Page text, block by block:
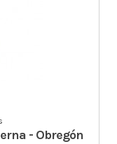
- Obregón